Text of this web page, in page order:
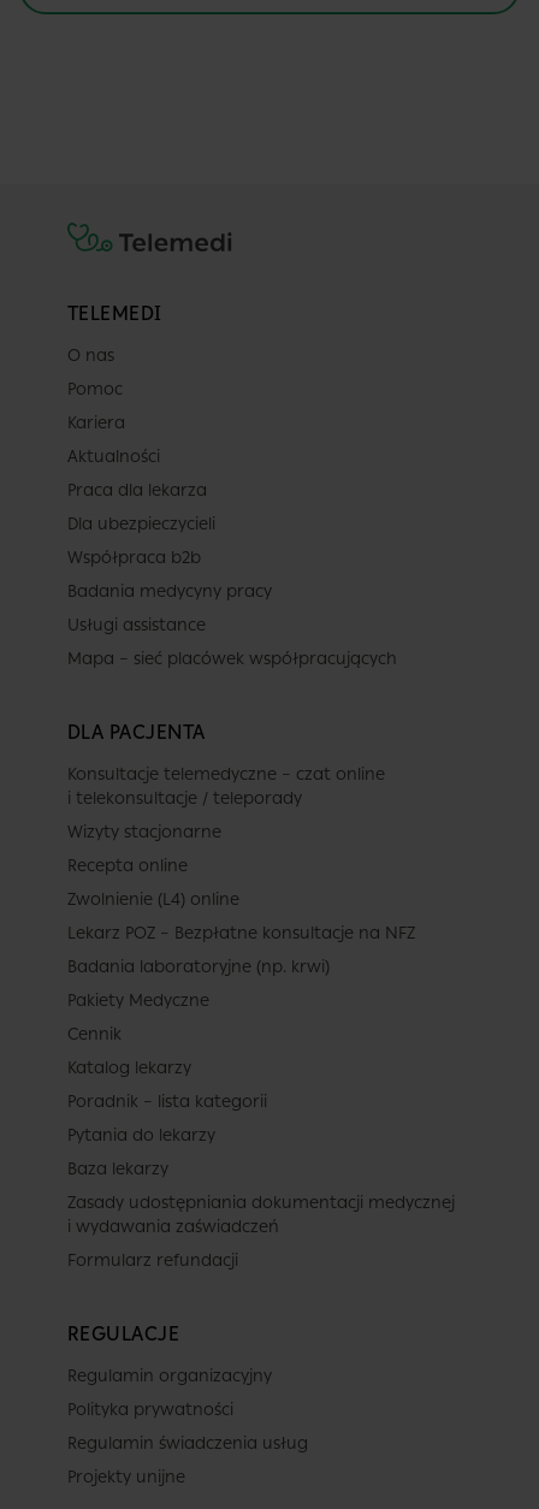
TELEMEDI
O nas
Pomoc
Kariera
Aktualności
Praca dla lekarza
Dla ubezpieczycieli
Współpraca b2b
Badania medycyny pracy
Usługi assistance
Mapa – sieć placówek współpracujących
DLA PACJENTA
Konsultacje telemedyczne – czat online
i telekonsultacje / teleporady
Wizyty stacjonarne
Recepta online
Zwolnienie (L4) online
Lekarz POZ – Bezpłatne konsultacje na NFZ
Badania laboratoryjne (np. krwi)
Pakiety Medyczne
Cennik
Katalog lekarzy
Poradnik – lista kategorii
Pytania do lekarzy
Baza lekarzy
Zasady udostępniania dokumentacji medycznej
i wydawania zaświadczeń
Formularz refundacji
REGULACJE
Regulamin organizacyjny
Polityka prywatności
Regulamin świadczenia usług
Projekty unijne